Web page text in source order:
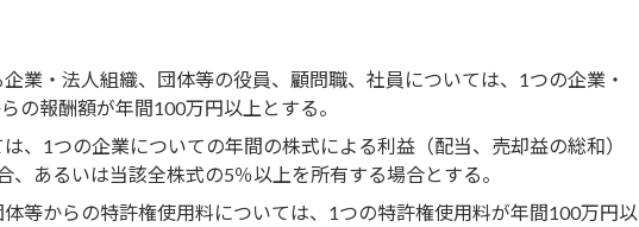
業・法人組織、団体等の役員、顧問職、社員については、1つの企業・
の報酬額が年間100万円以上とする。
、1つの企業についての年間の株式による利益（配当、売却益の総和）
、あるいは当該全株式の5％以上を所有する場合とする。
等からの特許権使用料については、1つの特許権使用料が年間100万円以